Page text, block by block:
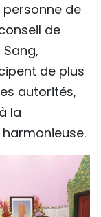
personne de
de
de plus
autorités,
la